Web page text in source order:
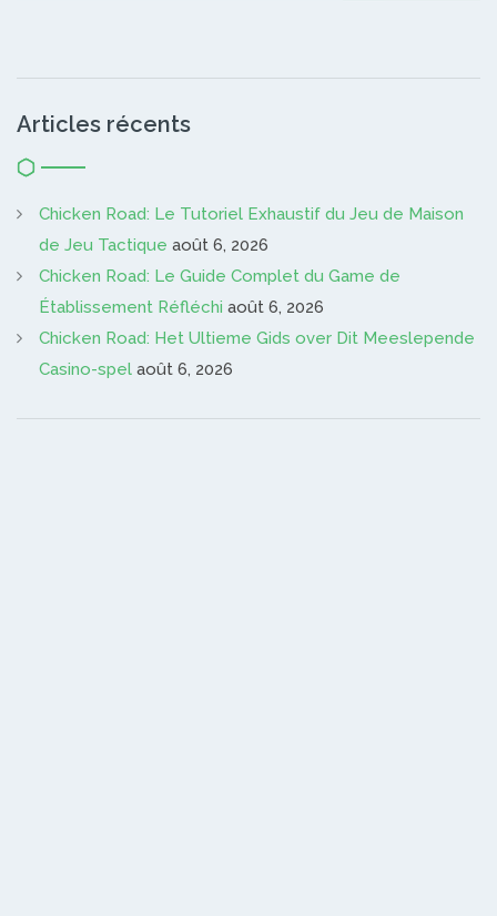
Articles récents
Chicken Road: Le Tutoriel Exhaustif du Jeu de Maison
de Jeu Tactique août 6, 2026
Chicken Road: Le Guide Complet du Game de
Établissement Réfléchi août 6, 2026
Chicken Road: Het Ultieme Gids over Dit Meeslepende
Casino-spel août 6, 2026